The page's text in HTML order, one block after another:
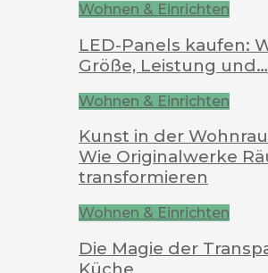
Wohnen & Einrichten
LED-Panels kaufen:
Größe, Leistung und…
Wohnen & Einrichten
Kunst in der
Wie Originalwerke
transformieren
Wohnen & Einrichten
Die Magie der
Küche